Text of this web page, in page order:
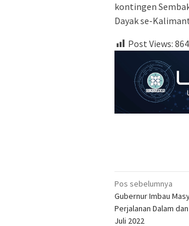
kontingen
Dayak se-
Post Views: 864
Navigasi
pos
Pos sebelumnya
Gubernur Imbau
Perjalanan Dalam
Juli 2022